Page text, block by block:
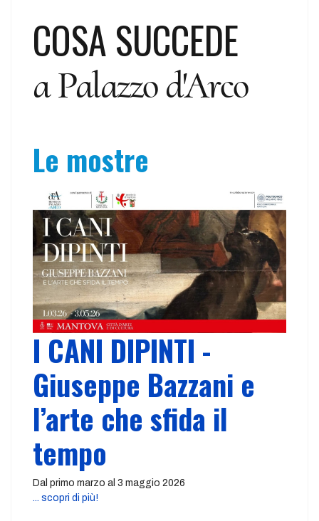
COSA SUCCEDE
a Palazzo d'Arco
Le mostre
I CANI DIPINTI -
Giuseppe Bazzani e
l’arte che sfida il
tempo
Dal primo marzo al 3 maggio 2026
... scopri di più!